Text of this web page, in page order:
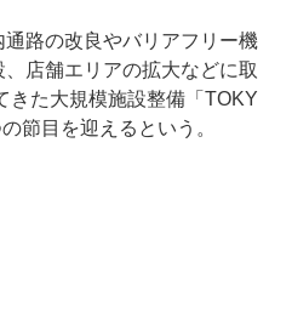
路の改良やバリアフリー機
店舗エリアの拡大などに取
きた大規模施設整備「TOKY
節目を迎えるという。